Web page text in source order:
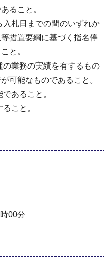
ること。
札日までの間のいずれか
措置要綱に基づく指名停
と。
業務の実績を有するもの
可能なものであること。
あること。
こと。
00分